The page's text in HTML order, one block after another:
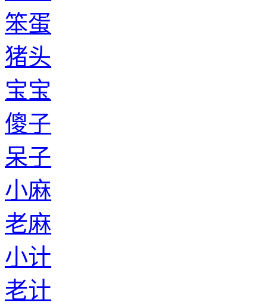
笨蛋
猪头
宝宝
傻子
呆子
小麻
老麻
小计
老计